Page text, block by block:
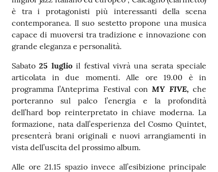
s
c
o
l
a
s
t
i
c
i
Tutti
gli
è tra i protagonisti più interessanti della scena
contemporanea. Il suo sestetto propone una musica
capace di muoversi tra tradizione e innovazione con
grande eleganza e personalità.
Sabato25 luglioil festival vivrà una serata speciale
articolata in due momenti. Alle ore 19.00 è in
programma l’Anteprima Festival con MY FIVE,che
porteranno sul palco l’energia e la profondità
dell’hard bop reinterpretato in chiave moderna. La
formazione, nata dall’esperienza del Cosmo Quintet,
presenterà brani originali e nuovi arrangiamenti in
vista dell’uscita del prossimo album.
Alle ore 21.15 spazio invece all’esibizione principale